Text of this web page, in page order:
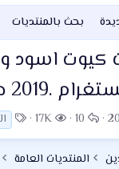
بحث بالمنتديات
صور بنات للمنت
ا
ل
ر
10
ا
ل
م
17K
ا
ل
المنتديات العامة